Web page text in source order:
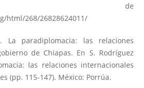
de
html/268/26828624011/
La paradiplomacia: las relaciones
de Chiapas. En S. Rodríguez
las relaciones internacionales
(pp. 115-147). México: Porrúa.